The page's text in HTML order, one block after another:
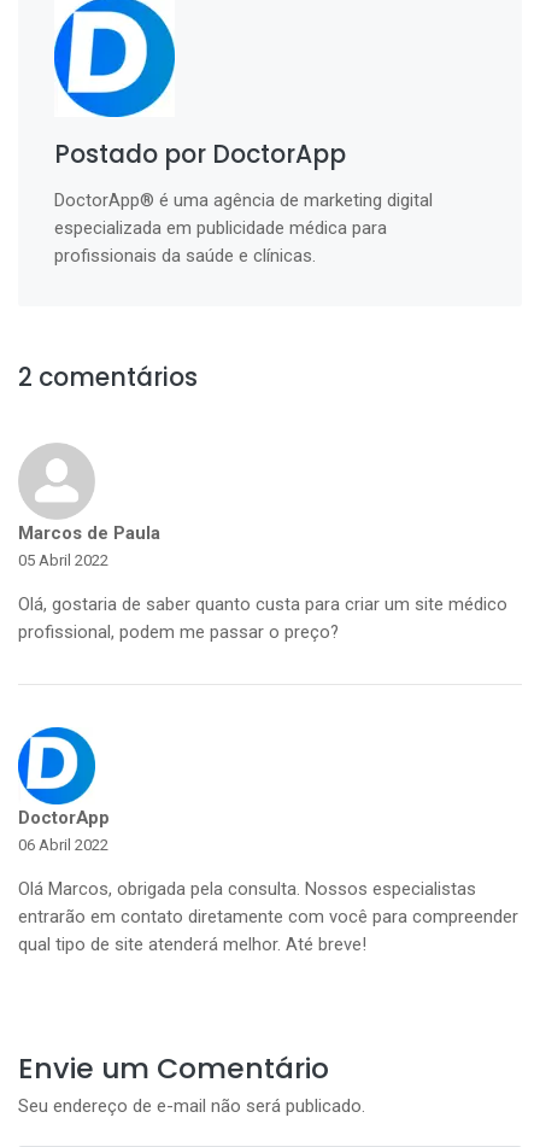
Postado por DoctorApp
DoctorApp® é uma agência de marketing digital
especializada em publicidade médica para
profissionais da saúde e clínicas.
2 comentários
Marcos de Paula
05 Abril 2022
Olá, gostaria de saber quanto custa para criar um site médico
profissional, podem me passar o preço?
DoctorApp
06 Abril 2022
Olá Marcos, obrigada pela consulta. Nossos especialistas
entrarão em contato diretamente com você para compreender
qual tipo de site atenderá melhor. Até breve!
Envie um Comentário
Seu endereço de e-mail não será publicado.